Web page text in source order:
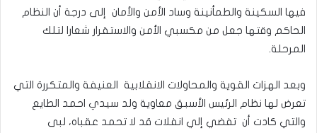
فيها السكينة والطمأنينة وساد الأمن والأمان إلى درجة أن النظام
الحاكم وقتها جعل من مكسبي الأمن والاستقرار شعارا لتلك
المرحلة.
وبعد الهزات القوية والمحاولات الانقلابية العنيفة والمتكررة التي
تعرض لها نظام الرئيس الأسبق معاوية ولد سيدي احمد الطايع
والتي كادت أن تفضي إلي انفلات قد لا تحمد عقباه، لبى